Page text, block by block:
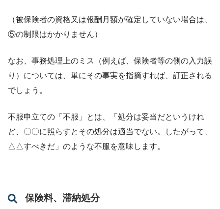
（被保険者の資格又は報酬月額が確定していない場合は、
⑤の制限はかかりません）
なお、事務処理上のミス（例えば、保険者等の側の入力誤
り）については、単にその事実を指摘すれば、訂正される
でしょう。
不服申立ての「不服」とは、「処分は妥当だというけれ
ど、〇〇に照らすとその処分は適当でない。したがって、
△△すべきだ」のような不服を意味します。
保険料、滞納処分